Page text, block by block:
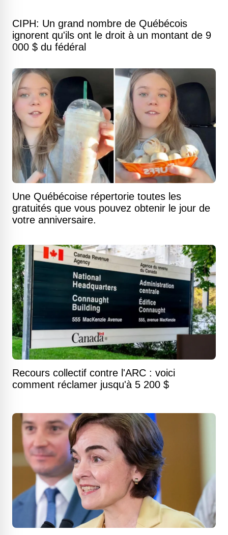
CIPH: Un grand nombre de Québécois
ignorent qu'ils ont le droit à un montant de 9
000 $ du fédéral
Une Québécoise répertorie toutes les
gratuités que vous pouvez obtenir le jour de
votre anniversaire.
Recours collectif contre l'ARC : voici
comment réclamer jusqu'à 5 200 $